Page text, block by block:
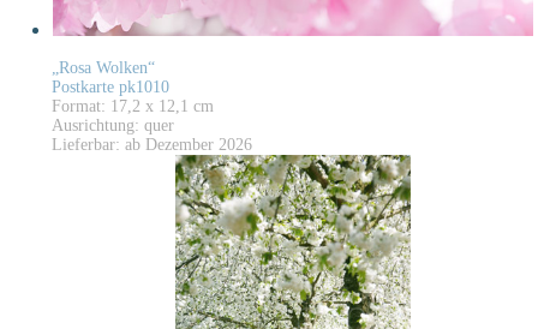
„Rosa Wolken“
Postkarte pk1010
Format: 17,2 x 12,1 cm
Ausrichtung: quer
Lieferbar: ab Dezember 2026